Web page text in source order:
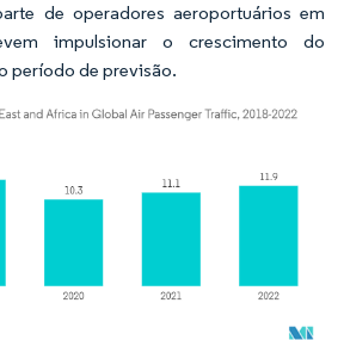
de operadores aeroportuários em
impulsionar o crescimento do
período de previsão.